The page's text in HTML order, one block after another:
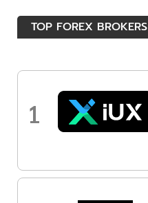
TOP FOREX BROKERS
1